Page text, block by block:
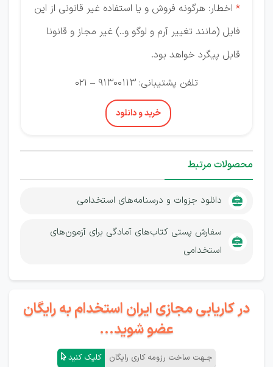
* اخطار: هرگونه فروش و یا استفاده غیر قانونی از این
فایل (مانند تغییر آرم و لوگو و..) غیر مجاز و قانونا
قابل پیگرد خواهد بود.
تلفن پشتیبانی: 91300113 – 021
خرید و دانلود
محصولات مرتبط
دانلود جزوات و درسنامه‌های استخدامی
سفارش پستی کتاب‌های آمادگی برای آزمون‌های
استخدامی
در کاریابی مجازی ایران استخدام به رایگان
عضو شوید...
جـهت ساخت رزومه کاری رایگان کلیک کنید